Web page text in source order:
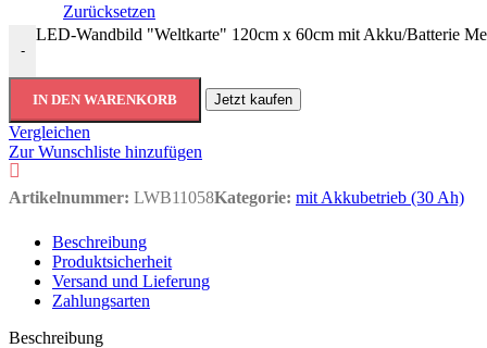
Zurücksetzen
-
LED-Wandbild "Weltkarte" 120cm x 60cm mit Akku/Batterie
IN DEN WARENKORB Jetzt kaufen
Vergleichen
Zur Wunschliste hinzufügen
Artikelnummer: LWB11058Kategorie: mit Akkubetrieb (30 Ah)
Beschreibung
Produktsicherheit
Versand und Lieferung
Zahlungsarten
Beschreibung